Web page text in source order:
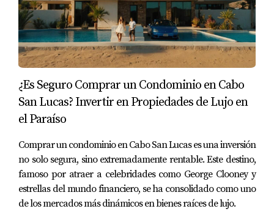
¿Es Seguro Comprar un Condominio en Cabo
San Lucas? Invertir en Propiedades de Lujo en
el Paraíso
Comprar un condominio en Cabo San Lucas es una inversión
no solo segura, sino extremadamente rentable. Este destino,
famoso por atraer a celebridades como George Clooney y
estrellas del mundo financiero, se ha consolidado como uno
de los mercados más dinámicos en bienes raíces de lujo.